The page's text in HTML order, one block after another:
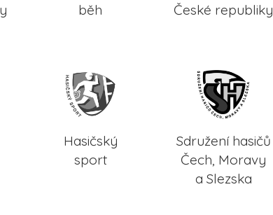
běh
České republiky
Hasičský
sport
Sdružení hasičů
Čech, Moravy
a Slezska